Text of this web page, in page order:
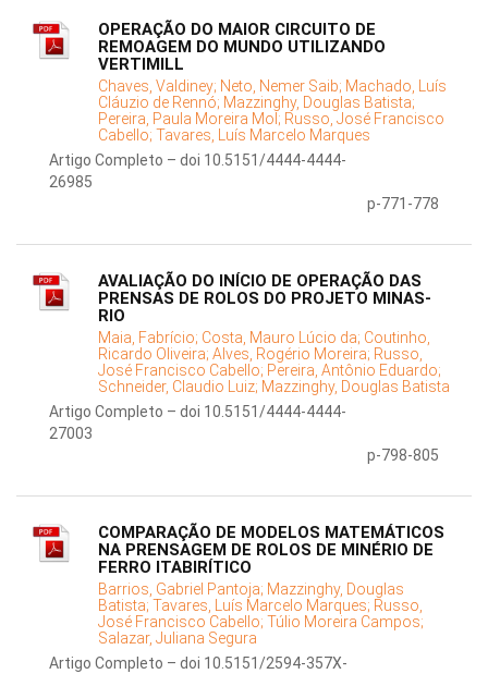
OPERAÇÃO DO MAIOR CIRCUITO DE
REMOAGEM DO MUNDO UTILIZANDO
VERTIMILL
Chaves, Valdiney; Neto, Nemer Saib; Machado, Luís
Cláuzio de Rennó; Mazzinghy, Douglas Batista;
Pereira, Paula Moreira Mol; Russo, José Francisco
Cabello; Tavares, Luís Marcelo Marques
Artigo Completo – doi 10.5151/4444-4444-
26985
p-771-778
AVALIAÇÃO DO INÍCIO DE OPERAÇÃO DAS
PRENSAS DE ROLOS DO PROJETO MINAS-
RIO
Maia, Fabrício; Costa, Mauro Lúcio da; Coutinho,
Ricardo Oliveira; Alves, Rogério Moreira; Russo,
José Francisco Cabello; Pereira, Antônio Eduardo;
Schneider, Claudio Luiz; Mazzinghy, Douglas Batista
Artigo Completo – doi 10.5151/4444-4444-
27003
p-798-805
COMPARAÇÃO DE MODELOS MATEMÁTICOS
NA PRENSAGEM DE ROLOS DE MINÉRIO DE
FERRO ITABIRÍTICO
Barrios, Gabriel Pantoja; Mazzinghy, Douglas
Batista; Tavares, Luís Marcelo Marques; Russo,
José Francisco Cabello; Túlio Moreira Campos;
Salazar, Juliana Segura
Artigo Completo – doi 10.5151/2594-357X-